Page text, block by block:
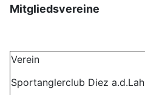
Mitgliedsvereine
Verein
Sportanglerclub Diez